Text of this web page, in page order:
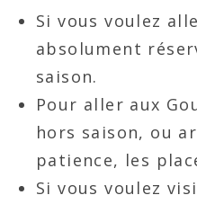
Si vous voulez
absolument
saison.
Pour aller aux
hors saison, ou
patience, les
Si vous voulez